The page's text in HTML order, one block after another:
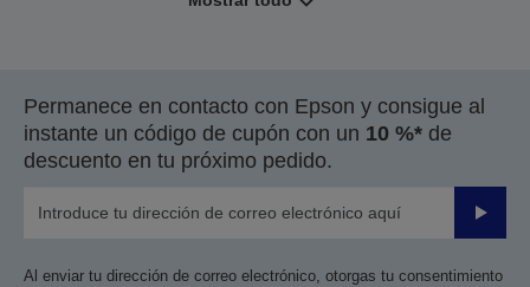
Permanece en contacto con Epson y consigue al
instante un código de cupón con un 10 %* de
descuento en tu próximo pedido.
Enviar
Al enviar tu dirección de correo electrónico, otorgas tu consentimiento